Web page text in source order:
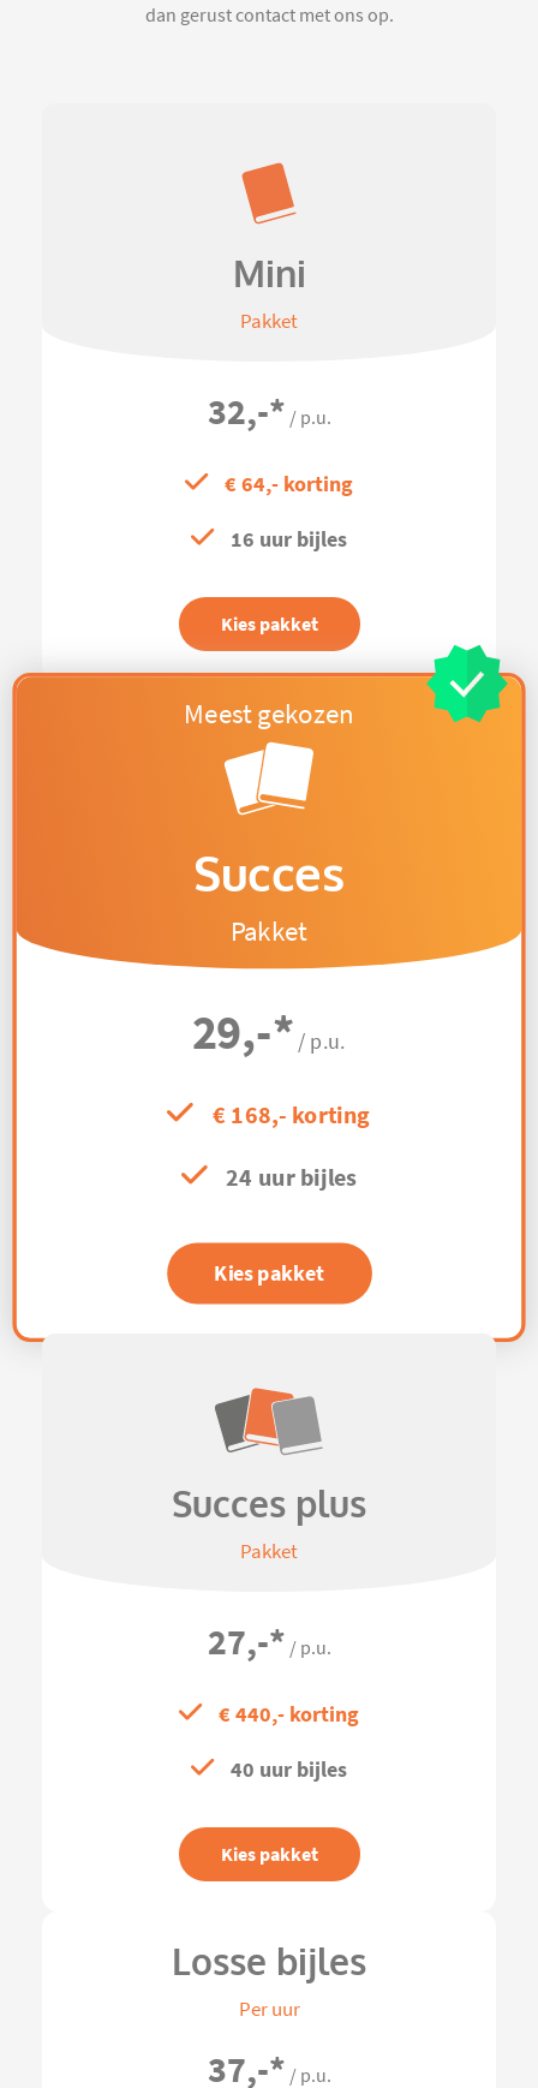
dan gerust contact met ons op.
Mini
Pakket
32,-* / p.u.
€ 64,- korting
16 uur bijles
Kies pakket
Succes
Pakket
29,-* / p.u.
€ 168,- korting
24 uur bijles
Kies pakket
Succes plus
Pakket
27,-* / p.u.
€ 440,- korting
40 uur bijles
Kies pakket
Losse bijles
Per uur
37,-* / p.u.